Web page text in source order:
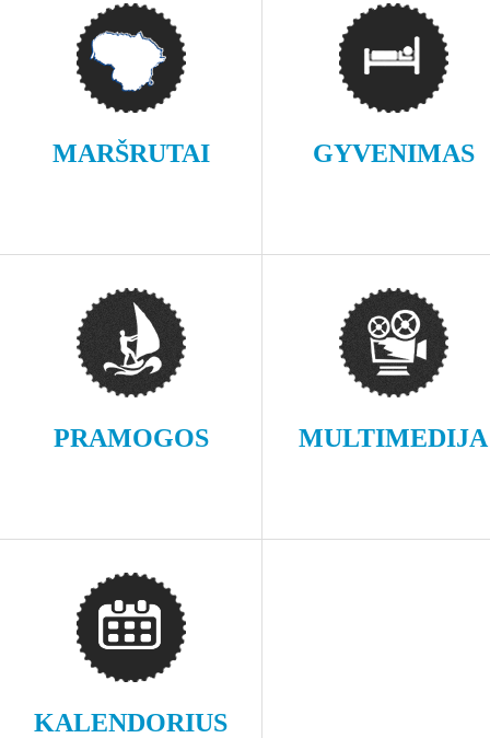
MARŠRUTAI GYVENIMAS
PRAMOGOS MULTIMEDIJA
KALENDORIUS